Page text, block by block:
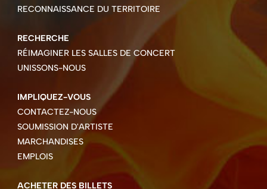
RECONNAISSANCE DU TERRITOIRE
RECHERCHE
RÉIMAGINER LES SALLES DE CONCERT
UNISSONS-NOUS
IMPLIQUEZ-VOUS
CONTACTEZ-NOUS
SOUMISSION D'ARTISTE
MARCHANDISES
EMPLOIS
ACHETER DES BILLETS